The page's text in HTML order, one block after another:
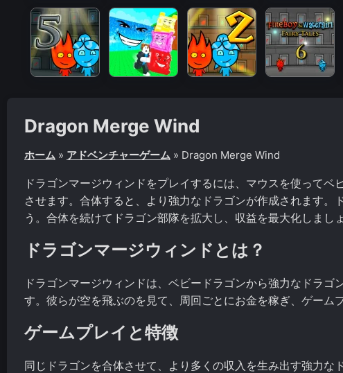
Dragon Merge Wind
ホーム » アドベンチャーゲーム » Dragon Merge Wind
ドラゴンマージウィンドをプレイするには、マウスを使って
させます。合体すると、より強力なドラゴンが作成されます
う。合体を続けてドラゴン部隊を拡大し、収益を最大化しましょ
ドラゴンマージウィンドとは？
ドラゴンマージウィンドは、ベビードラゴンから強力なドラ
す。彼らが空を飛ぶのを見て、周回ごとにお金を稼ぎ、ゲーム
ゲームプレイと特徴
同じドラゴンを合体させて、より多くの収入を生み出す強力